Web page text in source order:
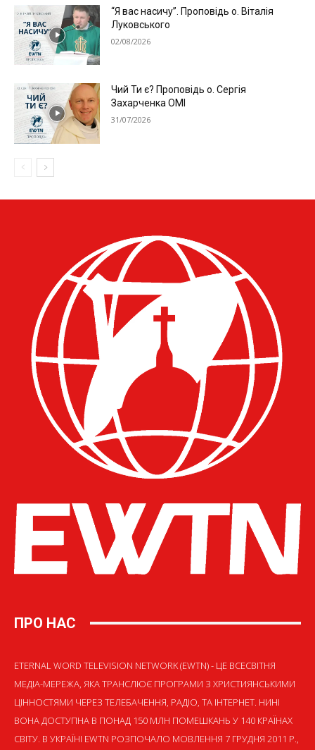
ПРО НАС
ETERNAL WORD TELEVISION NETWORK (EWTN) - ЦЕ ВСЕСВІТНЯ
МЕДІА-МЕРЕЖА, ЯКА ТРАНСЛЮЄ ПРОГРАМИ З ХРИСТИЯНСЬКИМИ
ЦІННОСТЯМИ ЧЕРЕЗ ТЕЛЕБАЧЕННЯ, РАДІО, ТА ІНТЕРНЕТ. НИНІ
ВОНА ДОСТУПНА В ПОНАД 150 МЛН ПОМЕШКАНЬ У 140 КРАЇНАХ
СВІТУ. В УКРАЇНІ EWTN РОЗПОЧАЛО МОВЛЕННЯ 7 ГРУДНЯ 2011 Р.,